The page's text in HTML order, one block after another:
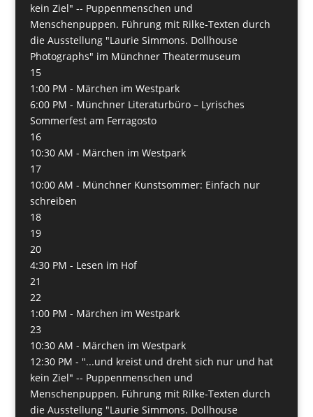
kein Ziel" -- Puppenmenschen und
Menschenpuppen. Führung mit Rilke-Texten durch
die Ausstellung "Laurie Simmons. Dollhouse
Photographs" im Münchner Theatermuseum
15
1:00 PM - Märchen im Westpark
6:00 PM - Münchner Literaturbüro – Lyrisches
Sommerfest am Ferragosto
16
10:30 AM - Märchen im Westpark
17
10:00 AM - Münchner Kunstsommer: Einfach nur
schreiben
18
19
20
4:30 PM - Lesen im Hof
21
22
1:00 PM - Märchen im Westpark
23
10:30 AM - Märchen im Westpark
12:30 PM - "...und kreist und dreht sich nur und hat
kein Ziel" -- Puppenmenschen und
Menschenpuppen. Führung mit Rilke-Texten durch
die Ausstellung "Laurie Simmons. Dollhouse